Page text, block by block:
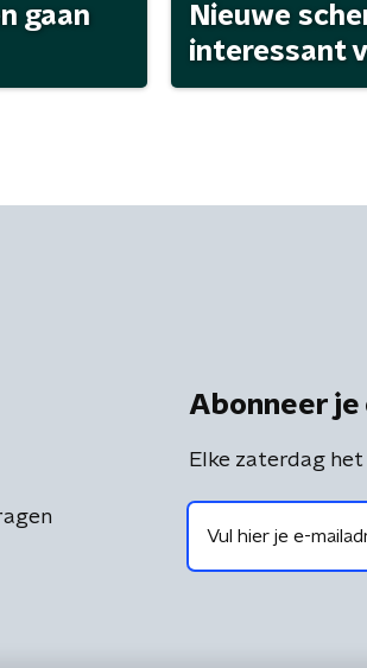
gaan
Nieuwe
interessant
Abonneer
Elke zaterdag het